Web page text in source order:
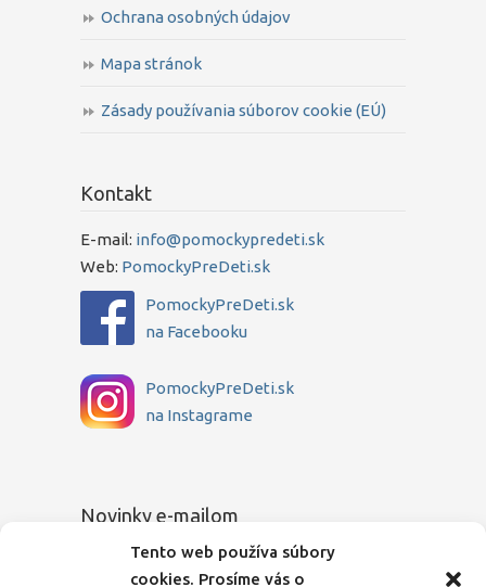
Tento web používa súbory
cookies. Prosíme vás o
Ochrana osobných údajov
Mapa stránok
Zásady používania súborov cookie (EÚ)
Kontakt
E-mail: info@pomockypredeti.sk
Web: PomockyPreDeti.sk
PomockyPreDeti.sk
na Facebooku
PomockyPreDeti.sk
na Instagrame
Novinky e-mailom
Chcete sa dozvedieť o novinkách medzi